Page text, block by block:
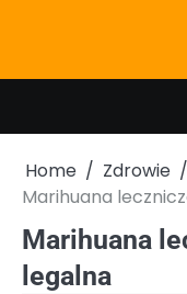
Home
Zdrowie
Marihuana
Marihuana
legalna